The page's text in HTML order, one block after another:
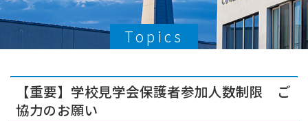
Topics
【重要】学校見学会保護者参加人数制限 ご
協力のお願い